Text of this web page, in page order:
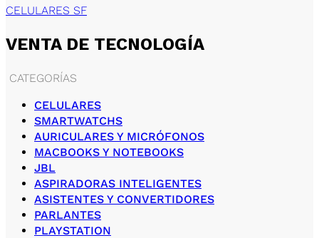
CELULARES SF
VENTA DE TECNOLOGÍA
CATEGORÍAS
CELULARES
SMARTWATCHS
AURICULARES Y MICRÓFONOS
MACBOOKS Y NOTEBOOKS
JBL
ASPIRADORAS INTELIGENTES
ASISTENTES Y CONVERTIDORES
PARLANTES
PLAYSTATION